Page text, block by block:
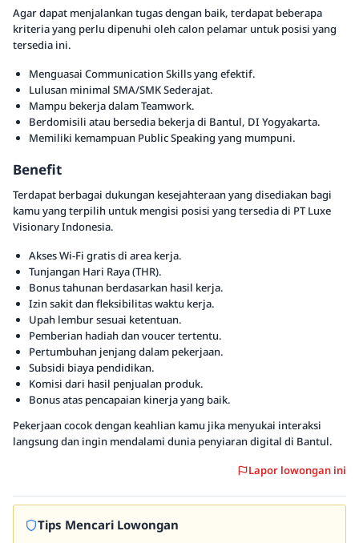
Agar dapat menjalankan tugas dengan baik, terdapat beberapa
kriteria yang perlu dipenuhi oleh calon pelamar untuk posisi yang
tersedia ini.
Menguasai Communication Skills yang efektif.
Lulusan minimal SMA/SMK Sederajat.
Mampu bekerja dalam Teamwork.
Berdomisili atau bersedia bekerja di Bantul, DI Yogyakarta.
Memiliki kemampuan Public Speaking yang mumpuni.
Benefit
Terdapat berbagai dukungan kesejahteraan yang disediakan bagi
kamu yang terpilih untuk mengisi posisi yang tersedia di PT Luxe
Visionary Indonesia.
Akses Wi-Fi gratis di area kerja.
Tunjangan Hari Raya (THR).
Bonus tahunan berdasarkan hasil kerja.
Izin sakit dan fleksibilitas waktu kerja.
Upah lembur sesuai ketentuan.
Pemberian hadiah dan voucer tertentu.
Pertumbuhan jenjang dalam pekerjaan.
Subsidi biaya pendidikan.
Komisi dari hasil penjualan produk.
Bonus atas pencapaian kinerja yang baik.
Pekerjaan cocok dengan keahlian kamu jika menyukai interaksi
langsung dan ingin mendalami dunia penyiaran digital di Bantul.
Lapor lowongan ini
Tips Mencari Lowongan